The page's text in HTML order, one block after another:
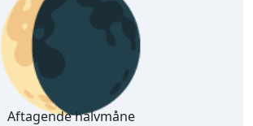
🌘
Aftagende halvmåne